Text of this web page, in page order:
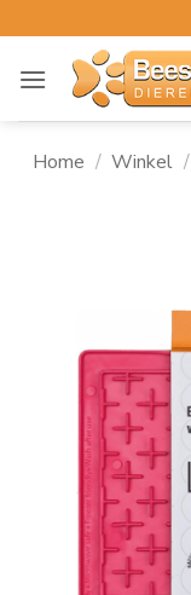
naar
inhoud
Home / Winkel /